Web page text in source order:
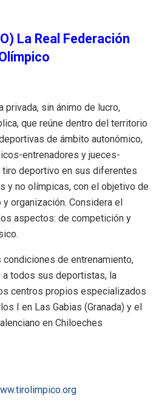
La Real Federación
privada, sin ánimo de lucro,
que reúne dentro del territorio
de ámbito autonómico,
entrenadores y jueces-
tiro deportivo en sus diferentes
y no olímpicas, con el objetivo de
organización. Considera el
aspectos: de competición y
de entrenamiento,
todos sus deportistas, la
centros propios especializados
I en Las Gabias (Granada) y el
en Chiloeches